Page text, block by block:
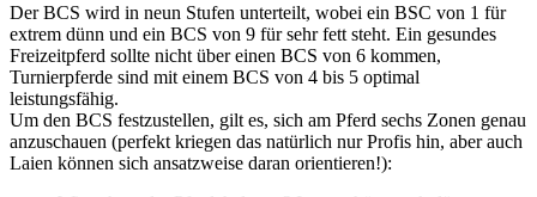
Der BCS wird in neun Stufen unterteilt, wobei ein BSC von 1 für
extrem dünn und ein BCS von 9 für sehr fett steht. Ein gesundes
Freizeitpferd sollte nicht über einen BCS von 6 kommen,
Turnierpferde sind mit einem BCS von 4 bis 5 optimal
leistungsfähig.
Um den BCS festzustellen, gilt es, sich am Pferd sechs Zonen genau
anzuschauen (perfekt kriegen das natürlich nur Profis hin, aber auch
Laien können sich ansatzweise daran orientieren!):